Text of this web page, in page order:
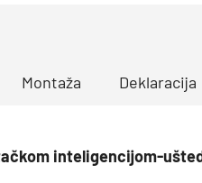
Montaža Deklaracija
inteligencijom-